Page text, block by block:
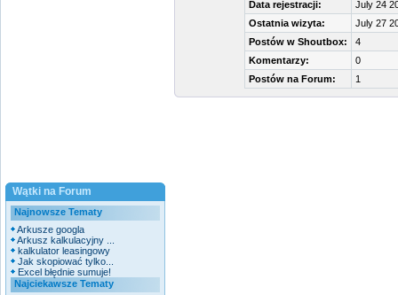
Wątki na Forum
Najnowsze Tematy
Arkusze googla
Arkusz kalkulacyjny ...
kalkulator leasingowy
Jak skopiować tylko...
Excel błędnie sumuje!
Najciekawsze Tematy
Data rejestracji:
July 24
Ostatnia wizyta:
July 27
Postów w Shoutbox:
4
Komentarzy:
0
Postów na Forum:
1